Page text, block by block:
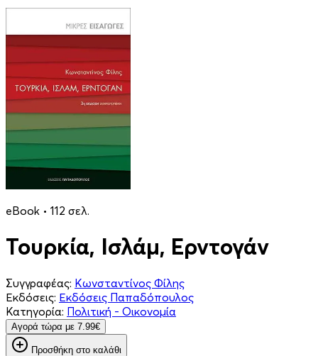
eBook • 112 σελ.
Τουρκία, Ισλάμ, Ερντογάν
Συγγραφέας: Κωνσταντίνος Φίλης
Εκδόσεις: Εκδόσεις Παπαδόπουλος
Κατηγορία: Πολιτική - Οικονομία
Aγορά τώρα με 7.99€
Προσθήκη στο καλάθι